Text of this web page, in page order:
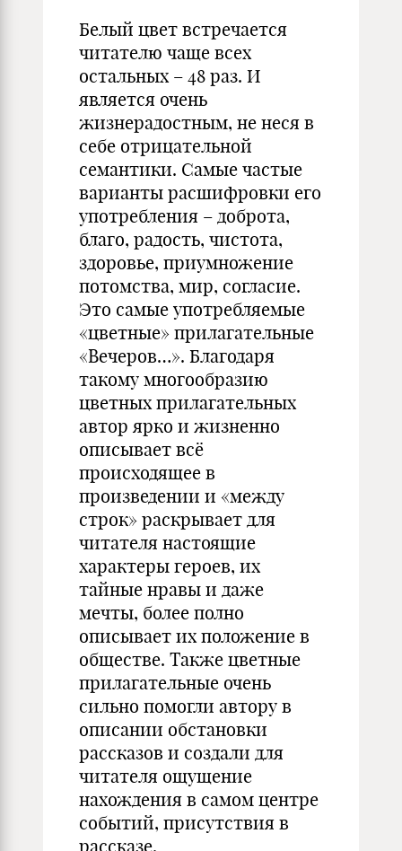
Белый цвет встречается
читателю чаще всех
остальных – 48 раз. И
является очень
жизнерадостным, не неся в
себе отрицательной
семантики. Самые частые
варианты расшифровки его
употребления – доброта,
благо, радость, чистота,
здоровье, приумножение
потомства, мир, согласие.
Это самые употребляемые
«цветные» прилагательные
«Вечеров…». Благодаря
такому многообразию
цветных прилагательных
автор ярко и жизненно
описывает всё
происходящее в
произведении и «между
строк» раскрывает для
читателя настоящие
характеры героев, их
тайные нравы и даже
мечты, более полно
описывает их положение в
обществе. Также цветные
прилагательные очень
сильно помогли автору в
описании обстановки
рассказов и создали для
читателя ощущение
нахождения в самом центре
событий, присутствия в
рассказе.